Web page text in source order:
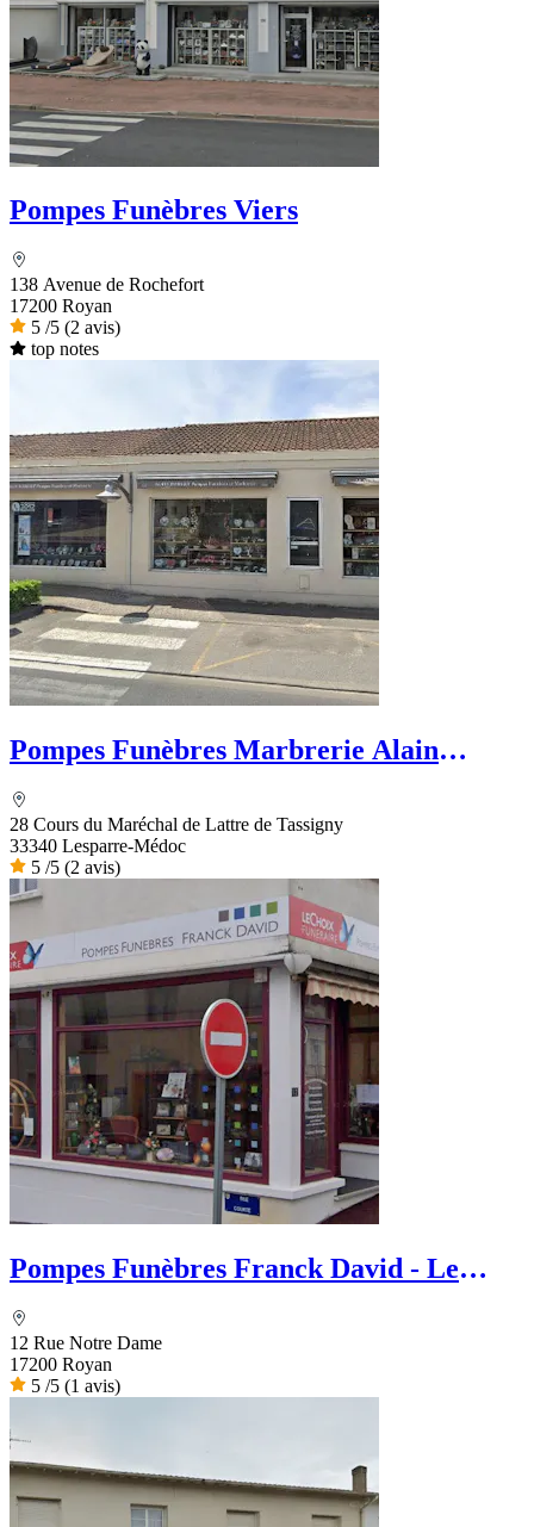
Pompes Funèbres Viers
138 Avenue de Rochefort
17200 Royan
5 /5 (2 avis)
top notes
Pompes Funèbres Marbrerie Alain
28 Cours du Maréchal de Lattre de Tassigny
33340 Lesparre-Médoc
5 /5 (2 avis)
Pompes Funèbres Franck David - Le
12 Rue Notre Dame
17200 Royan
5 /5 (1 avis)